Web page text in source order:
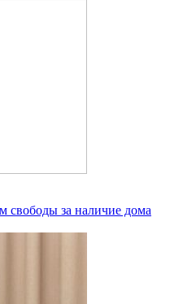
свободы за наличие дома